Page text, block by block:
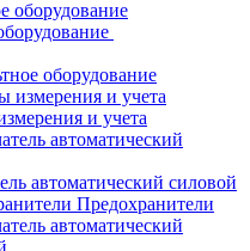
оборудование
и учета
автоматический силовой
Предохранители